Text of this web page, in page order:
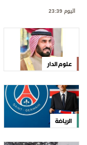
اليوم 23:39
علوم الدار
الرياضة